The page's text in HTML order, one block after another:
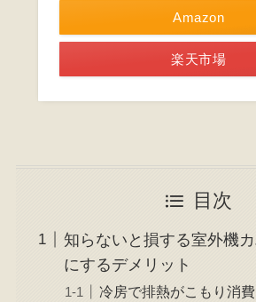
Amazon
楽天市場
目次
知らないと損する室外機
にするデメリット
冷房で排熱がこもり消